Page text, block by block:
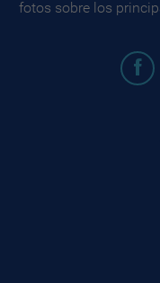
fotos sobre los